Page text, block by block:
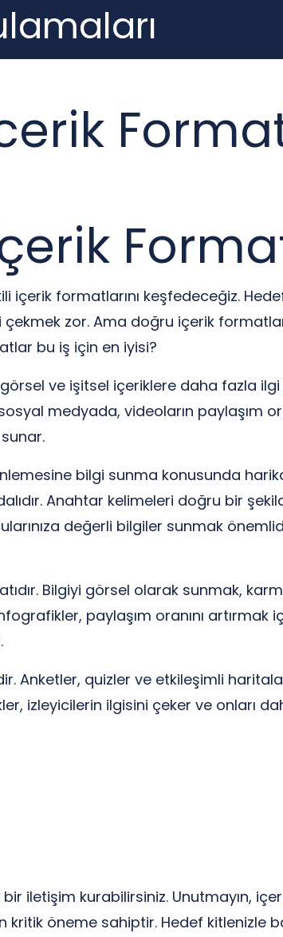
içerik formatlarını keşfedeceğiz.
çekmek zor. Ama doğru içerik
bu iş için en iyisi?
ve işitsel içeriklere daha fazla
medyada, videoların paylaşım
bilgi sunma konusunda
Anahtar kelimeleri doğru bir
değerli bilgiler sunmak
Bilgiyi görsel olarak sunmak,
paylaşım oranını artırmak
Anketler, quizler ve etkileşimli haritalar,
izleyicilerin ilgisini çeker ve onları
iletişim kurabilirsiniz. Unutmayın,
kritik öneme sahiptir. Hedef kitlenizle